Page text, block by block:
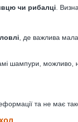
чи рибалці.
, де важлива мала
шампури, можливо,
та не має